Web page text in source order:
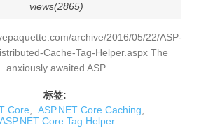
views(2865)
archive/2016/05/22/ASP-
Cache-Tag-Helper.aspx The
anxiously awaited ASP
标签:
Core
ASP.NET Core Caching
ASP.NET Core Tag Helper